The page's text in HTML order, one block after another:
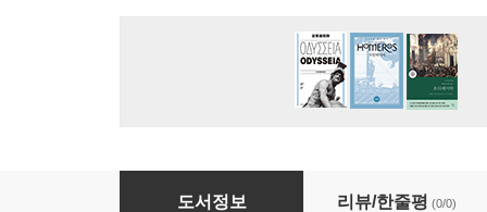
3차원 지도 시스템 설계와 개발
도서정보 리뷰/한줄평 (0/0)